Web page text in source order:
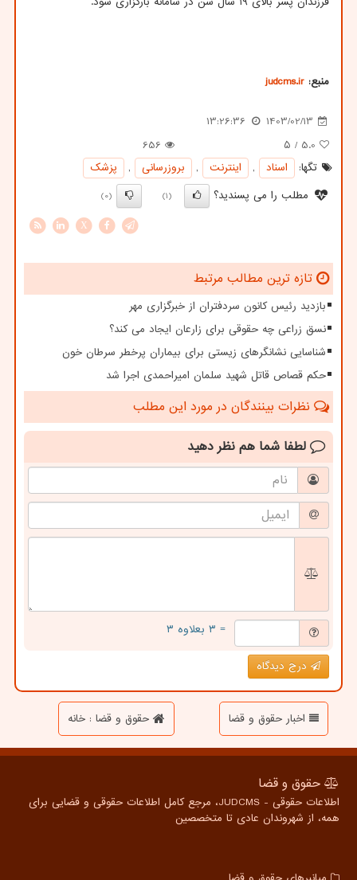
منبع: judcms.ir
1403/02/13
13:26:36
5.0 / ۵
656
تگها:
اسناد , اینترنت , بروزرسانی ,
پزشك
مطلب را می پسندید؟
(1)
(0)
X
تازه ترین مطالب مرتبط
بازدید رئیس کانون سردفتران از خبرگزاری مهر
نسق زراعی چه حقوقی برای زارعان ایجاد می کند؟
شناسایی نشانگرهای زیستی برای بیماران پرخطر سرطان خون
حکم قصاص قاتل شهید سلمان امیراحمدی اجرا شد
نظرات بینندگان در مورد این مطلب
لطفا شما هم نظر دهید
= ۳ بعلاوه ۳
درج دیدگاه
اخبار حقوق و قضا حقوق و قضا : خانه
حقوق و قضا
اطلاعات حقوقی - JUDCMS، مرجع کامل اطلاعات حقوقی و قضایی برای
همه، از شهروندان عادی تا متخصصین